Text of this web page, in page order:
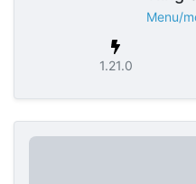
Menu/
1.21.0